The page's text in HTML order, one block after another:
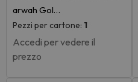
arwah Gol…
Pezzi per cartone: 1
Accedi per vedere il
prezzo